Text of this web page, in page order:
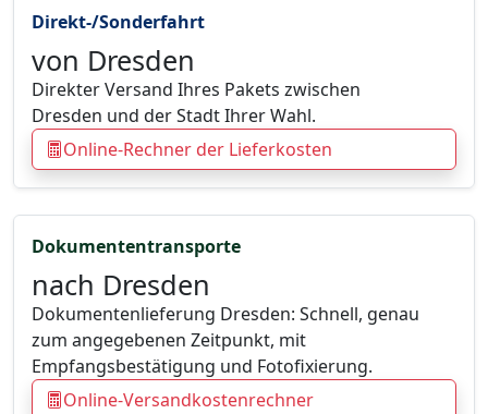
Direkt-/Sonderfahrt
von Dresden
Direkter Versand Ihres Pakets zwischen
Dresden und der Stadt Ihrer Wahl.
Online-Rechner der Lieferkosten
Dokumententransporte
nach Dresden
Dokumentenlieferung Dresden: Schnell, genau
zum angegebenen Zeitpunkt, mit
Empfangsbestätigung und Fotofixierung.
Online-Versandkostenrechner